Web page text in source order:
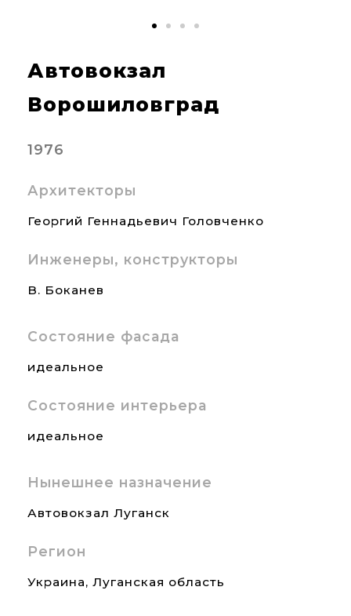
Автовокзал
Ворошиловград
1976
Архитекторы
Георгий Геннадьевич Головченко
Инженеры, конструкторы
В. Боканев
Состояние фасада
идеальное
Состояние интерьера
идеальное
Нынешнее назначение
Автовокзал Луганск
Регион
Украина, Луганская область